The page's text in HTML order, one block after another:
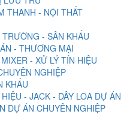
THANH - NỘI THẤT
TRƯỜNG - SÂN KHẤU
- THƯƠNG MẠI
- XỬ LÝ TÍN HIỆU
NGHIỆP
KHẤU
- JACK - DÂY LOA DỰ ÁN
DỰ ÁN CHUYÊN NGHIỆP